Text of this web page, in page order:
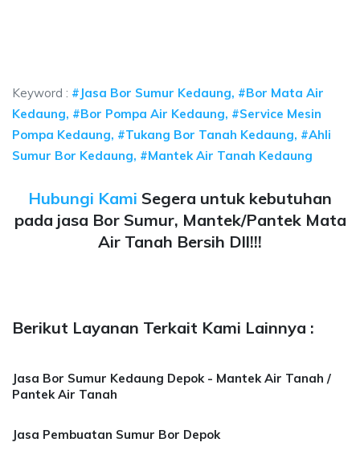
Keyword : #Jasa Bor Sumur Kedaung, #Bor Mata Air
Kedaung, #Bor Pompa Air Kedaung, #Service Mesin
Pompa Kedaung, #Tukang Bor Tanah Kedaung, #Ahli
Sumur Bor Kedaung, #Mantek Air Tanah Kedaung
Hubungi Kami Segera untuk kebutuhan
pada jasa Bor Sumur, Mantek/Pantek Mata
Air Tanah Bersih Dll!!!
Berikut Layanan Terkait Kami Lainnya :
Jasa Bor Sumur Kedaung Depok - Mantek Air Tanah /
Pantek Air Tanah
Jasa Pembuatan Sumur Bor Depok